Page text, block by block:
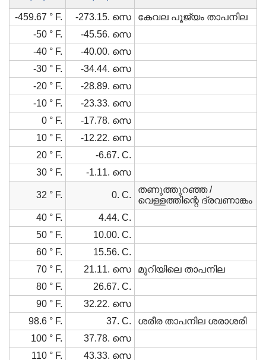
-459.67 ° F. -273.15. സെ
കേവല പൂജ്യം താപനില
-50 ° F.
-45.56. സെ
-40 ° F.
-40.00. സെ
-30 ° F.
-34.44. സെ
-20 ° F.
-28.89. സെ
-10 ° F.
-23.33. സെ
0 ° F.
-17.78. സെ
10 ° F.
-12.22. സെ
20 ° F.
-6.67. C.
30 ° F.
-1.11. സെ
32 ° F. 0. C.
തണുത്തുറഞ്ഞ /
വെള്ളത്തിന്റെ ദ്രവണാങ്കം
40 ° F.
4.44. C.
50 ° F.
10.00. C.
60 ° F.
15.56. C.
70 ° F.
21.11. സെ
മുറിയിലെ താപനില
80 ° F.
26.67. C.
90 ° F.
32.22. സെ
98.6 ° F.
37. C.
ശരീര താപനില ശരാശരി
100 ° F.
37.78. സെ
110 ° F.
43.33. സെ